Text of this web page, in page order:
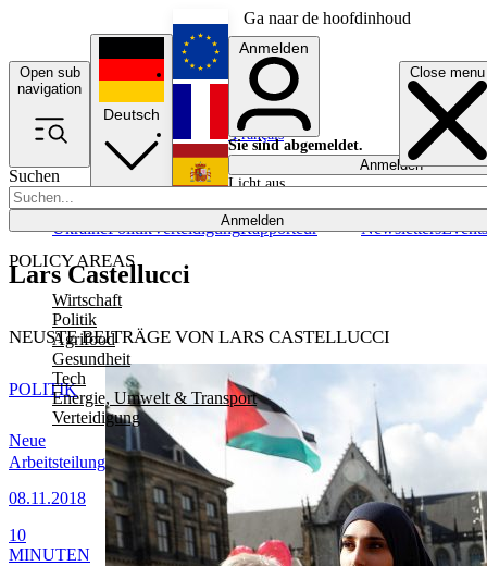
Ga naar de hoofdinhoud
Open sub
navigation
Close menu
Suchen
Anmelden
POLICY AREAS
Wirtschaft
Politik
Agrifood
Gesundheit
Tech
Energie, Umwelt & Transport
Verteidigung
UkrainePolitikVerteidigungRapporteur NewslettersEvents
Deutsch
English
Français
Anmelden
Sie sind abgemeldet.
Anmelden
Licht aus
Lars Castellucci
NEUSTE BEITRÄGE VON LARS CASTELLUCCI
Neue
Arbeitsteilung
08.11.2018
POLITIK
10
MINUTEN